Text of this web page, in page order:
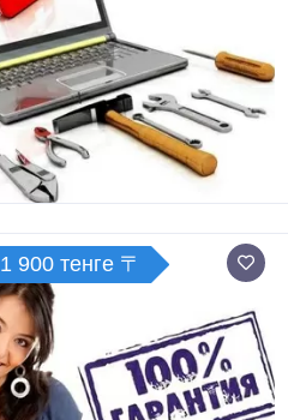
1 900 тенге 〒